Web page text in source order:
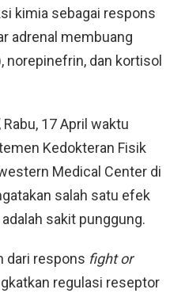
kimia sebagai respons
adrenal membuang
norepinefrin, dan kortisol
Rabu, 17 April waktu
Kedokteran Fisik
Medical Center di
salah satu efek
sakit punggung.
dari respons fight or
regulasi reseptor